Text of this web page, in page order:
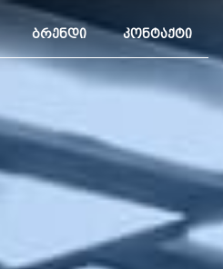
ᲑᲠᲔᲜᲓᲘ ᲙᲝᲜᲢᲐᲥᲢᲘ